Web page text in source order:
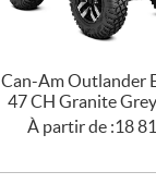
Can-Am Outlander
47 CH Granite
À partir de :18